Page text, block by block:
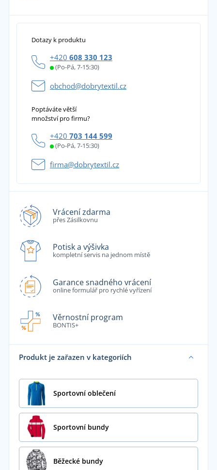
Dotazy k produktu
+420 608 330 123
(Po-Pá, 7-15:30)
obchod@dobrytextil.cz
Poptáváte větší
množství pro firmu?
+420 703 144 599
(Po-Pá, 7-15:30)
firma@dobrytextil.cz
Vrácení zdarma
přes Zásilkovnu
Potisk a výšivka
kompletní servis na jednom místě
Garance snadného vrácení
online formulář pro rychlé vyřízení
Věrnostní program
BONTIS+
Produkt je zařazen v kategoriích
Sportovní oblečení
Sportovní bundy
Běžecké bundy